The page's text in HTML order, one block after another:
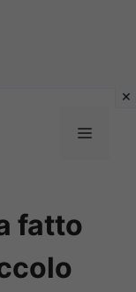
MENU
fatto